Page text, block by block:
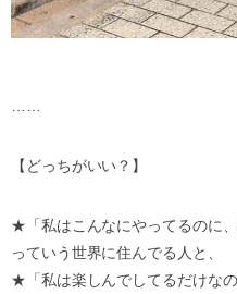
……
【どっちがいい？】
★「私はこんなにやってるのに、
っていう世界に住んでる人と、
★「私は楽しんでしてるだけな